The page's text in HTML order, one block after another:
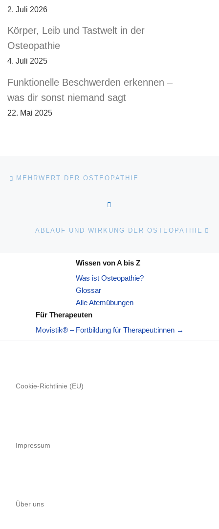
2. Juli 2026
Körper, Leib und Tastwelt in der
Osteopathie
4. Juli 2025
Funktionelle Beschwerden erkennen –
was dir sonst niemand sagt
22. Mai 2025
Beitragsnavigation
MEHRWERT DER OSTEOPATHIE
ABLAUF UND WIRKUNG DER OSTEOPATHIE
Wissen von A bis Z
Was ist Osteopathie?
Glossar
Alle Atemübungen
Für Therapeuten
Movistik® – Fortbildung für Therapeut:innen →
Cookie-Richtlinie (EU)
Impressum
Über uns